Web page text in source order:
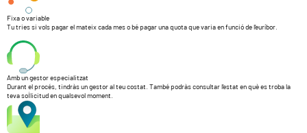
Fixa o variable
Tu tries si vols pagar el mateix cada mes o bé pagar una quota que varia en funció de l’euríbor.
Amb un gestor especialitzat
Durant el procés, tindràs un gestor al teu costat. També podràs consultar l’estat en què es troba la
teva sol·licitud en qualsevol moment.